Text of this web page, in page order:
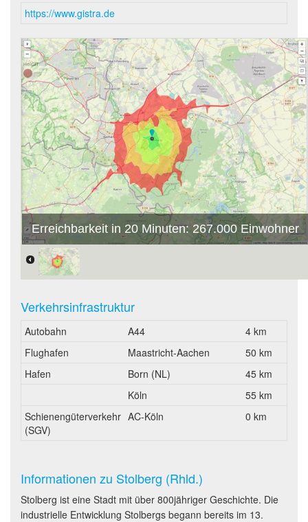
https://www.gistra.de
Erreichbarkeit in 20 Minuten: 267.000 Einwohner
Verkehrsinfrastruktur
Autobahn A44
4 km
Flughafen
Maastricht-Aachen
50 km
Hafen
Born (NL)
45 km
Köln
55 km
Schienengüterverkehr
(SGV)
AC-Köln 0 km
Informationen zu Stolberg (Rhld.)
Stolberg ist eine Stadt mit über 800jähriger Geschichte. Die
industrielle Entwicklung Stolbergs begann bereits im 13.